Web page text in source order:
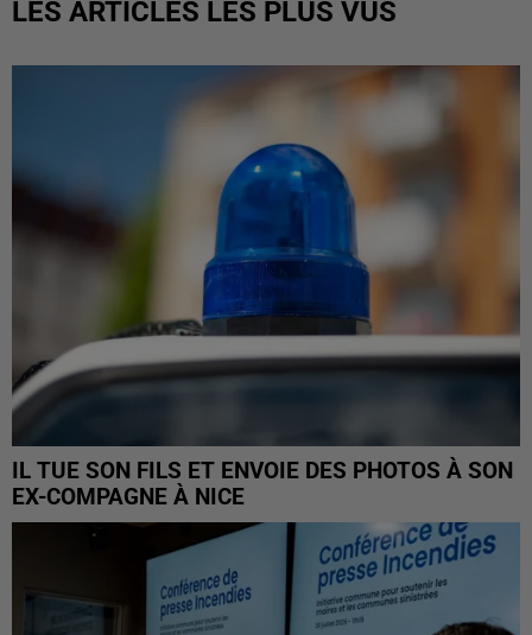
LES ARTICLES LES PLUS VUS
IL TUE SON FILS ET ENVOIE DES PHOTOS À SON
EX-COMPAGNE À NICE